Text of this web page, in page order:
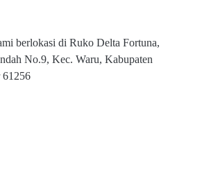
berlokasi di Ruko Delta Fortuna,
No.9, Kec. Waru, Kabupaten
61256